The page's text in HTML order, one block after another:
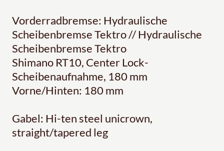
Vorderradbremse: Hydraulische
Scheibenbremse Tektro // Hydraulische
Scheibenbremse Tektro
Shimano RT10, Center Lock-
Scheibenaufnahme, 180 mm
Vorne/Hinten: 180 mm
Gabel: Hi-ten steel unicrown,
straight/tapered leg